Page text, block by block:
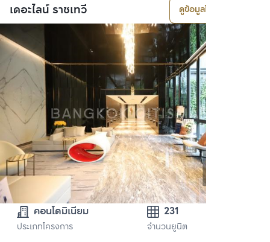
เดอะไลน์ ราชเทวี ดูข้อมูลโครงการ
คอนโดมิเนียม
ประเภทโครงการ
231
จำนวนยูนิต